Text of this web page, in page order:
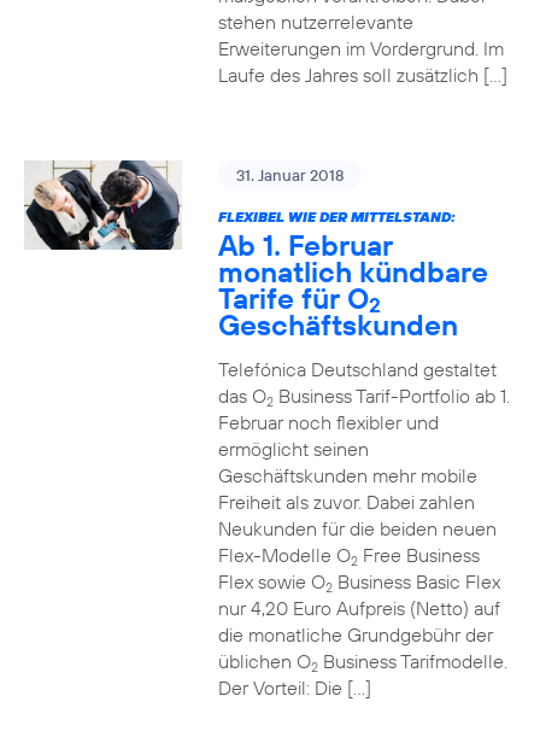
stehen nutzerrelevante
Erweiterungen im Vordergrund. Im
Laufe des Jahres soll zusätzlich […]
31. Januar 2018
FLEXIBEL WIE DER MITTELSTAND:
Ab 1. Februar
monatlich kündbare
Tarife für O2
Geschäftskunden
Telefónica Deutschland gestaltet
das O2Business Tarif-Portfolio ab 1.
Februar noch flexibler und
ermöglicht seinen
Geschäftskunden mehr mobile
Freiheit als zuvor. Dabei zahlen
Neukunden für die beiden neuen
Flex-Modelle O2Free Business
Flex sowie O2Business Basic Flex
nur 4,20 Euro Aufpreis (Netto) auf
die monatliche Grundgebühr der
üblichen O2Business Tarifmodelle.
Der Vorteil: Die […]